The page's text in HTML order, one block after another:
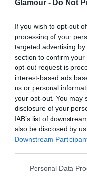
Glamour - Do Not
If you wish to opt-out
processing of your
targeted advertising
section to confirm
opt-out request is
interest-based ads
us or personal
your opt-out. You may
disclosure of your
IAB’s list of
also be disclosed by
Downstream
Please note that this
Personal Data
ÉLETMÓD
is tuti